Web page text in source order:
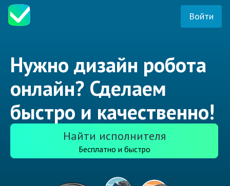
Войти
Нужно дизайн робота
онлайн? Сделаем
быстро и качественно!
Найти исполнителя
Бесплатно и быстро